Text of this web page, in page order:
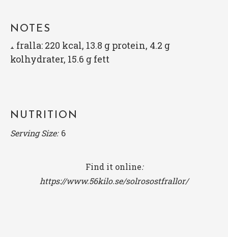
NOTES
1 fralla: 220 kcal, 13.8 g protein, 4.2 g
kolhydrater, 15.6 g fett
NUTRITION
Serving Size: 6
Find it online:
https://www.56kilo.se/solrosostfrallor/